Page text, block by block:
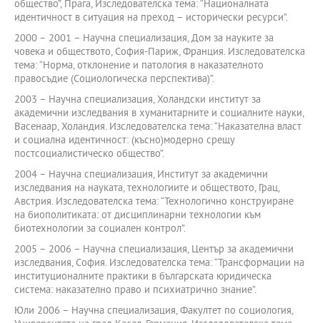
общество”, Прага, Изследователска тема: “Националната
идентичност в ситуация на преход – исторически ресурси”.
2000 – 2001 – Научна специализация, Дом за науките за
човека и обществото, София-Париж, Франция. Изследователска
тема: “Норма, отклонение и патология в наказателното
правосъдие (Социологическа перспектива)”.
2003 – Научна специализация, Холандски институт за
академични изследвания в хуманитарните и социалните науки,
Васенаар, Холандия. Изследователска тема: “Наказателна власт
и социална идентичност: (късно)модерно срещу
постсоциалистическо общество”.
2004 – Научна специализация, Институт за академични
изследвания на науката, технологиите и обществото, Грац,
Австрия. Изследователска тема: “Технологично конструиране
на биополитиката: от дисциплинарни технологии към
биотехнологии за социален контрол”.
2005 – 2006 – Научна специализация, Център за академични
изследвания, София. Изследователска тема: “Трансформации на
институционалните практики в българската юридическа
система: наказателно право и психиатрично знание”.
Юли 2006 – Научна специализация, Факултет по социология,